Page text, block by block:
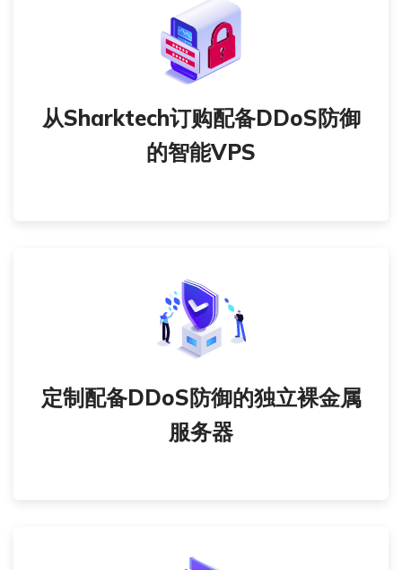
从Sharktech订购配备DDoS防御
的智能VPS
定制配备DDoS防御的独立裸金属
服务器